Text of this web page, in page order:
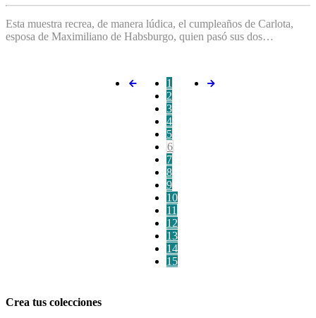
Esta muestra recrea, de manera lúdica, el cumpleaños de Carlota,
esposa de Maximiliano de Habsburgo, quien pasó sus dos…
1
2
3
4
5
6
7
8
9
10
11
12
13
14
15
Crea tus colecciones